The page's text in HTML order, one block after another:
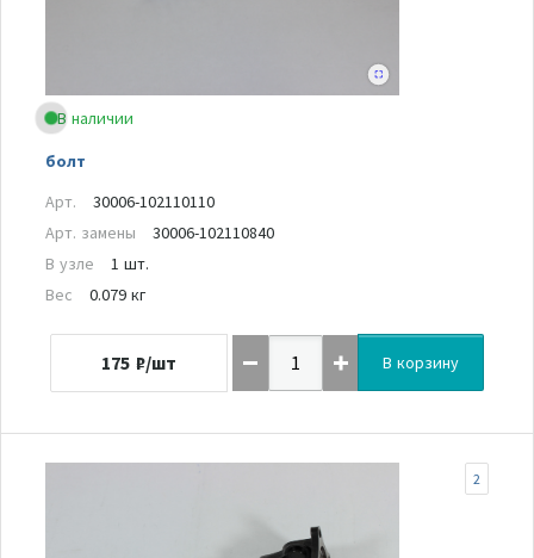
В наличии
болт
Арт.
30006-102110110
Арт. замены
30006-102110840
В узле
1 шт.
Вес
0.079 кг
175 ₽/шт В корзину
2